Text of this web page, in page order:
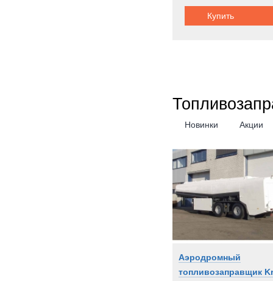
Купить
Новинки Акции
Аэродромный
топливозаправщик